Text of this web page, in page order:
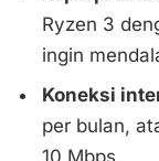
Ryzen 3
ingin
Koneksi
per bulan,
10 Mbps.